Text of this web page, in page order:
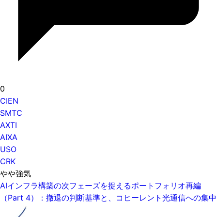
0
CIEN
SMTC
AXTI
AIXA
USO
CRK
やや強気
AIインフラ構築の次フェーズを捉えるポートフォリオ再編
（Part 4）：撤退の判断基準と、コヒーレント光通信への集中